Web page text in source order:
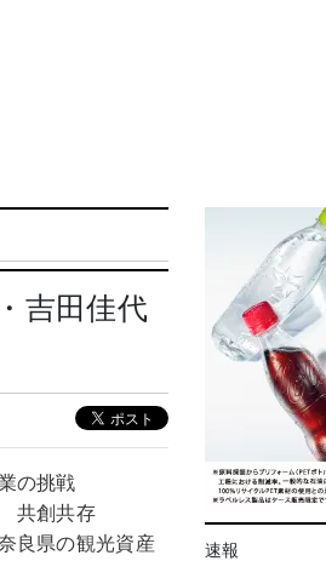
吉田佳代
の挑戦
共創共存
良県の観光資産
速報